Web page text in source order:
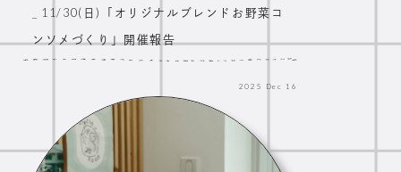
_ 11/30(日)「オリジナルブレンドお野菜コ
ンソメづくり」開催報告
2025 Dec 16